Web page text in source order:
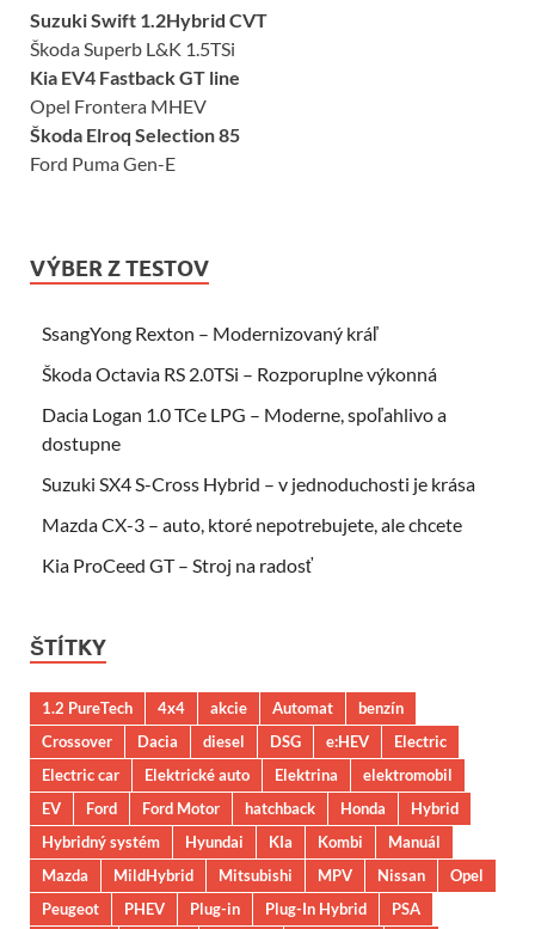
Suzuki Swift 1.2Hybrid CVT
Škoda Superb L&K 1.5TSi
Kia EV4 Fastback GT line
Opel Frontera MHEV
Škoda Elroq Selection 85
Ford Puma Gen-E
VÝBER Z TESTOV
SsangYong Rexton – Modernizovaný kráľ
Škoda Octavia RS 2.0TSi – Rozporuplne výkonná
Dacia Logan 1.0 TCe LPG – Moderne, spoľahlivo a
dostupne
Suzuki SX4 S-Cross Hybrid – v jednoduchosti je krása
Mazda CX-3 – auto, ktoré nepotrebujete, ale chcete
Kia ProCeed GT – Stroj na radosť
ŠTÍTKY
1.2 PureTech 4x4 akcie Automat
benzín
Crossover
Dacia diesel DSG e:HEV
Electric
Electric car
Elektrické auto Elektrina
elektromobil
EV
Ford Ford Motor hatchback Honda
Hybrid
Hybridný systém
Hyundai KIa Kombi
Manuál
Mazda
MildHybrid Mitsubishi MPV Nissan
Opel
Peugeot
PHEV Plug-in Plug-In Hybrid
PSA